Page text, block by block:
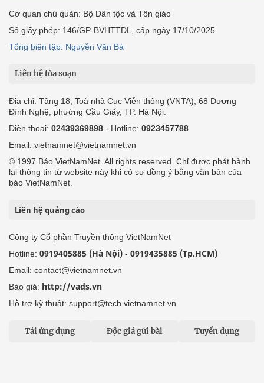
Cơ quan chủ quản: Bộ Dân tộc và Tôn giáo
Số giấy phép: 146/GP-BVHTTDL, cấp ngày 17/10/2025
Tổng biên tập: Nguyễn Văn Bá
Liên hệ tòa soạn
Địa chỉ: Tầng 18, Toà nhà Cục Viễn thông (VNTA), 68 Dương
Đình Nghệ, phường Cầu Giấy, TP. Hà Nội.
Điện thoại: 02439369898 - Hotline: 0923457788
Email: vietnamnet@vietnamnet.vn
© 1997 Báo VietNamNet. All rights reserved. Chỉ được phát hành
lại thông tin từ website này khi có sự đồng ý bằng văn bản của
báo VietNamNet.
Liên hệ quảng cáo
Công ty Cổ phần Truyền thông VietNamNet
Hotline: 0919405885 (Hà Nội) - 0919435885 (Tp.HCM)
Email: contact@vietnamnet.vn
Báo giá: http://vads.vn
Hỗ trợ kỹ thuật: support@tech.vietnamnet.vn
Tải ứng dụng Độc giả gửi bài Tuyển dụng